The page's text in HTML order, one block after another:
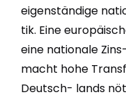
eigenständige
tik. Eine
eine nationale
macht hohe
Deutsch- lands